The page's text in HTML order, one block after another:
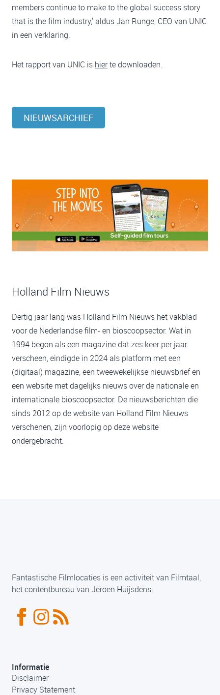
members continue to make to the global success story
that is the film industry,' aldus Jan Runge, CEO van UNIC
in een verklaring.
Het rapport van UNIC is hierte downloaden.
NIEUWSARCHIEF
Holland Film Nieuws
Dertig jaar lang was Holland Film Nieuws het vakblad
voor de Nederlandse film- en bioscoopsector. Wat in
1994 begon als een magazine dat zes keer per jaar
verscheen, eindigde in 2024 als platform met een
(digitaal) magazine, een tweewekelijkse nieuwsbrief en
een website met dagelijks nieuws over de nationale en
internationale bioscoopsector. De nieuwsberichten die
sinds 2012 op de website van Holland Film Nieuws
verschenen, zijn voorlopig op deze website
ondergebracht.
Fantastische Filmlocaties is een activiteit van Filmtaal,
het contentbureau van Jeroen Huijsdens.
Informatie
Disclaimer
Privacy Statement